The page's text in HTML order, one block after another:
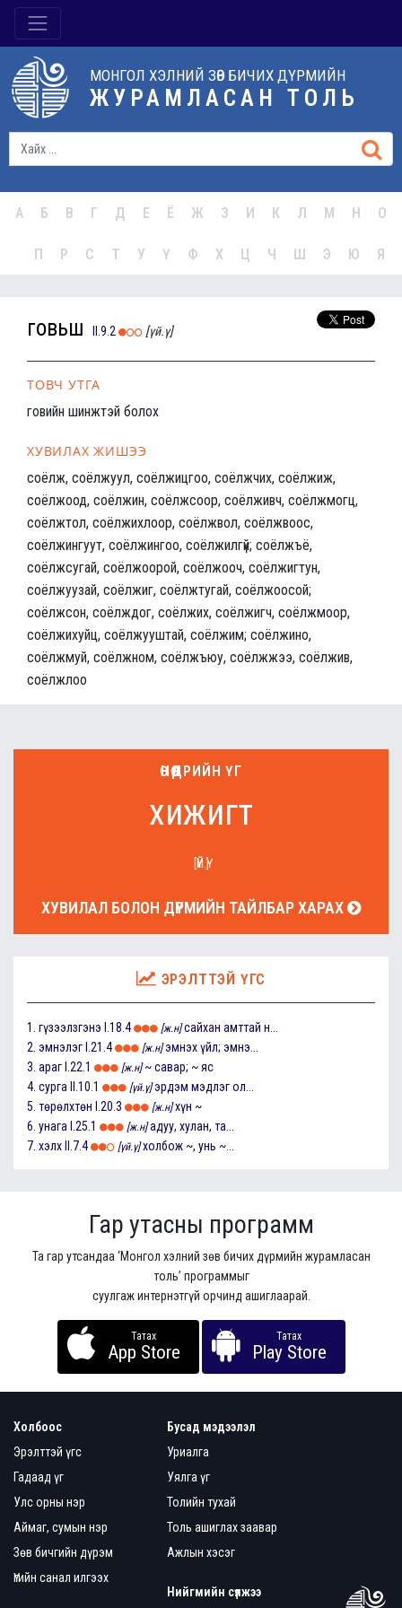
МОНГОЛ ХЭЛНИЙ ЗӨВ БИЧИХ ДҮРМИЙН
ЖУРАМЛАСАН ТОЛЬ
А Б В Г Д Е Ё Ж З И К Л М Н О
П Р С Т У Ү Ф Х Ц Ч Ш Э Ю Я
говьш II.9.2 [үй.ү]
ТОВЧ УТГА
говийн шинжтэй болох
ХУВИЛАХ ЖИШЭЭ
соёлж, соёлжуул, соёлжицгоо, соёлжчих, соёлжиж,
соёлжоод, соёлжин, соёлжсоор, соёлживч, соёлжмогц,
соёлжтол, соёлжихлоор, соёлжвол, соёлжвоос,
соёлжингуут, соёлжингоо, соёлжилгүй; соёлжъё,
соёлжсугай, соёлжоорой, соёлжооч, соёлжигтун,
соёлжуузай, соёлжиг, соёлжтугай, соёлжоосой;
соёлжсон, соёлждог, соёлжих, соёлжигч, соёлжмоор,
соёлжихуйц, соёлжууштай, соёлжим; соёлжино,
соёлжмуй, соёлжном, соёлжъюу, соёлжжээ, соёлжив,
соёлжлоо
ӨНӨӨДРИЙН ҮГ
хижигт
[ҮЙ.Ү]
ХУВИЛАЛ БОЛОН ДҮРМИЙН ТАЙЛБАР ХАРАХ
ЭРЭЛТТЭЙ ҮГС
1. гүзээлзгэнэ I.18.4 [ж.н] сайхан амттай н...
2. эмнэлэг I.21.4 [ж.н] эмнэх үйл; эмнэ...
3. араг I.22.1 [ж.н] ~ савар; ~ яс
4. сурга II.10.1 [үй.ү] эрдэм мэдлэг ол...
5. төрөлхтөн I.20.3 [ж.н] хүн ~
6. унага I.25.1 [ж.н] адуу, хулан, та...
7. хэлх II.7.4 [үй.ү] холбож ~, унь ~...
Гар утасны программ
Та гар утсандаа ‘Монгол хэлний зөв бичих дүрмийн журамласан
толь’ программыг
суулгаж интернэтгүй орчинд ашиглаарай.
Татах
App Store
Татах
Play Store
Холбоос
Эрэлттэй үгс
Гадаад үг
Улс орны нэр
Аймаг, сумын нэр
Зөв бичгийн дүрэм
Үгийн санал илгээх
Бусад мэдээлэл
Уриалга
Уялга үг
Толийн тухай
Толь ашиглах заавар
Ажлын хэсэг
Нийгмийн сүлжээ